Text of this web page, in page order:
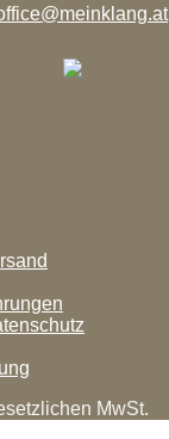
MwSt.